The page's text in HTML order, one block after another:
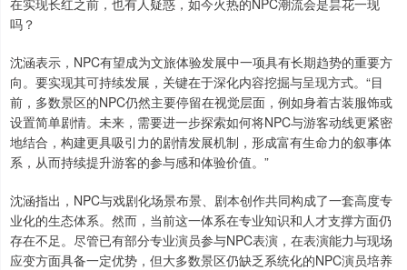
在实现长红之前，也有人疑惑，如今火热的NPC潮流会是昙花一现
吗？
沈涵表示，NPC有望成为文旅体验发展中一项具有长期趋势的重要方
向。要实现其可持续发展，关键在于深化内容挖掘与呈现方式。“目
前，多数景区的NPC仍然主要停留在视觉层面，例如身着古装服饰或
设置简单剧情。未来，需要进一步探索如何将NPC与游客动线更紧密
地结合，构建更具吸引力的剧情发展机制，形成富有生命力的叙事体
系，从而持续提升游客的参与感和体验价值。”
沈涵指出，NPC与戏剧化场景布景、剧本创作共同构成了一套高度专
业化的生态体系。然而，当前这一体系在专业知识和人才支撑方面仍
存在不足。尽管已有部分专业演员参与NPC表演，在表演能力与现场
应变方面具备一定优势，但大多数景区仍缺乏系统化的NPC演员培养